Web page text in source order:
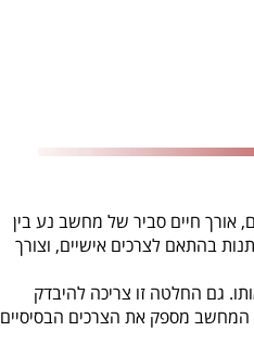
אורך חיים סביר של מחשב נע בין
גם תקופה זו יכולה להשתנות בהתאם לצרכים אישיים, וצורך
גם החלטה זו צריכה להיבדק
המחשב מספק את הצרכים הבסיסיים